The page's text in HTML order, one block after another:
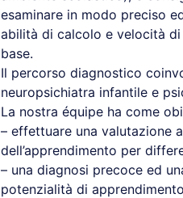
esaminare in modo preciso
abilità di calcolo e velocità
base.
Il percorso diagnostico
neuropsichiatra infantile e
La nostra équipe ha come
– effettuare una valutazione
dell’apprendimento per
– una diagnosi precoce ed
potenzialità di